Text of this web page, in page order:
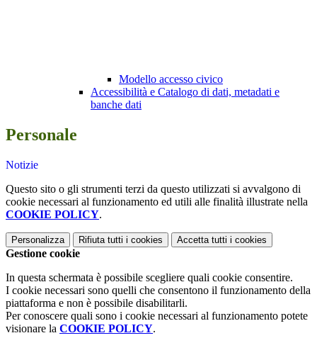
Modello accesso civico
Accessibilità e Catalogo di dati, metadati e
banche dati
Personale
Notizie
Questo sito o gli strumenti terzi da questo utilizzati si avvalgono di
cookie necessari al funzionamento ed utili alle finalità illustrate nella
COOKIE POLICY.
Personalizza Rifiuta tutti i cookies Accetta tutti i cookies
Gestione cookie
In questa schermata è possibile scegliere quali cookie consentire.
I cookie necessari sono quelli che consentono il funzionamento della
piattaforma e non è possibile disabilitarli.
Per conoscere quali sono i cookie necessari al funzionamento potete
visionare la COOKIE POLICY.